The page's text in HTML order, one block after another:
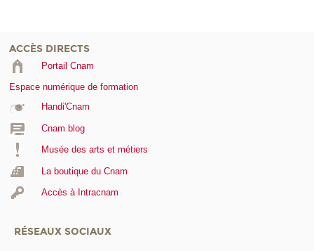
ACCÈS DIRECTS
Portail Cnam
Espace numérique de formation
Handi'Cnam
Cnam blog
Musée des arts et métiers
La boutique du Cnam
Accès à Intracnam
RÉSEAUX SOCIAUX